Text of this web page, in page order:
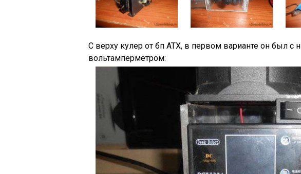
С верху кулер от бп АТХ, в первом варианте он был с
вольтамперметром: